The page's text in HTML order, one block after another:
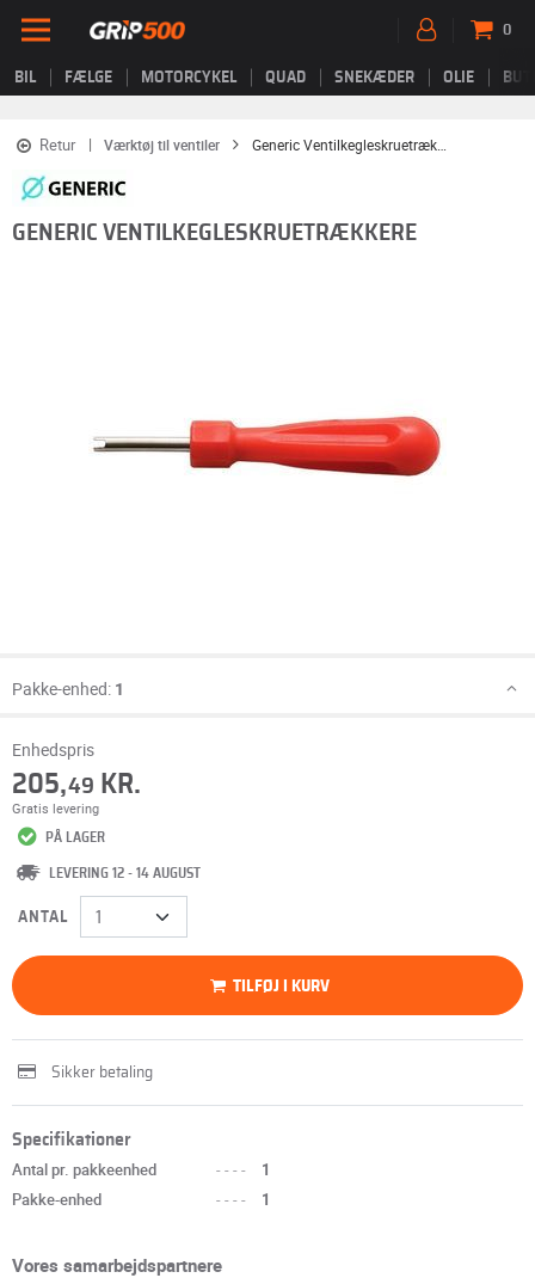
BIL FÆLGE MOTORCYKEL QUAD SNEKÆDER OLIE
0
Retur Værktøj til ventiler Generic Ventilkegleskruetrækkere
GENERIC VENTILKEGLESKRUETRÆKKERE
Pakke-enhed: 1
Enhedspris
205,49 KR.
Gratis levering
PÅ LAGER
LEVERING 12 - 14 AUGUST
ANTAL
TILFØJ I KURV
Sikker betaling
Specifikationer
Antal pr. pakkeenhed ----
1
Pakke-enhed
---- 1
Vores samarbejdspartnere